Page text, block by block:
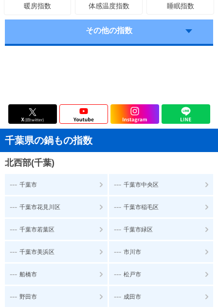
暖房指数 体感温度指数 睡眠指数
その他の指数
千葉県の鍋もの指数
北西部(千葉)
--- 千葉市 --- 千葉市中央区
--- 千葉市花見川区 --- 千葉市稲毛区
--- 千葉市若葉区 --- 千葉市緑区
--- 千葉市美浜区 --- 市川市
--- 船橋市 --- 松戸市
--- 野田市 --- 成田市